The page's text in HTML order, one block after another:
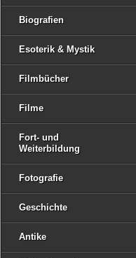
Biografien
Esoterik & Mystik
Filmbücher
Filme
Fort- und
Weiterbildung
Fotografie
Geschichte
Antike